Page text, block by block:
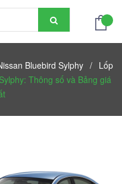
Bluebird Sylphy / Lốp
Thông số và Bảng giá